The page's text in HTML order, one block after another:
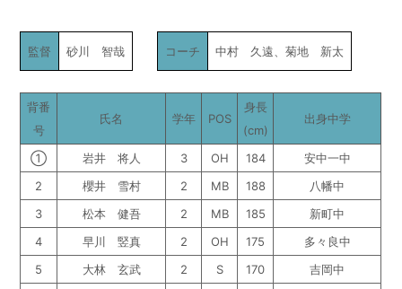
監督 砂川 智哉 コーチ 中村 久遠、菊地 新太
背番
号
氏名 学年 POS
身長
(cm)
出身中学
① 岩井 将人 3 OH 184
安中一中
2
櫻井 雪村 2 MB 188
八幡中
3
松本 健吾 2 MB 185
新町中
4
早川 竪真 2 OH 175
多々良中
5
大林 玄武 2 S 170
吉岡中